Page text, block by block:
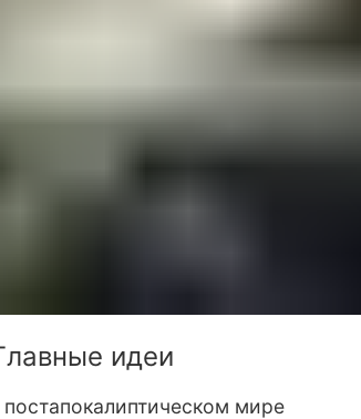
идеи
мире